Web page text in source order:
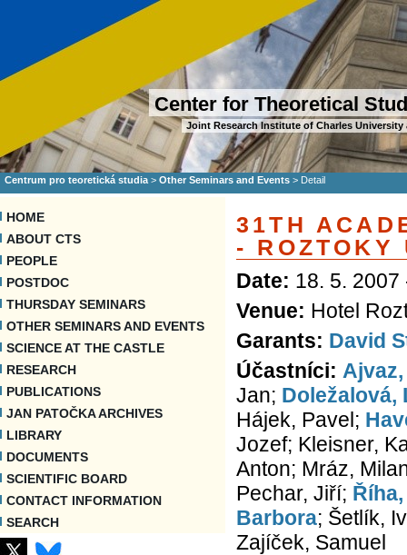
Center for Theoretical
Joint Research Institute of Charles
Centrum pro teoretická studia > Other Seminars and Events > Detail
HOME
ABOUT CTS
PEOPLE
POSTDOC
THURSDAY SEMINARS
OTHER SEMINARS AND EVENTS
SCIENCE AT THE CASTLE
RESEARCH
PUBLICATIONS
JAN PATOČKA ARCHIVES
LIBRARY
DOCUMENTS
SCIENTIFIC BOARD
CONTACT INFORMATION
SEARCH
31TH
- ROZTOKY
Date: 18. 5. 2007
Venue: Hotel
Garants: David
Účastníci:
Jan; Doležalová,
Hájek, Pavel;
Jozef; Kleisner,
Anton; Mráz,
Pechar, Jiří;
Barbora; Šetlík,
Zajíček, Samuel